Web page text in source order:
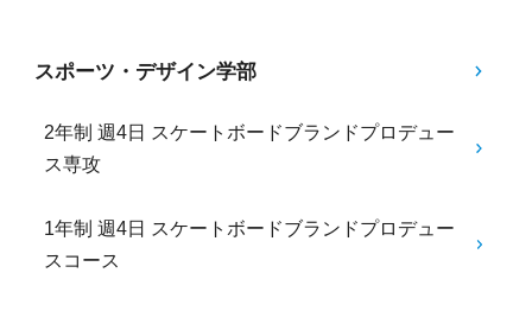
スポーツ・デザイン学部
2年制 週4日 スケートボードブランドプロデュー
ス専攻
1年制 週4日 スケートボードブランドプロデュー
スコース